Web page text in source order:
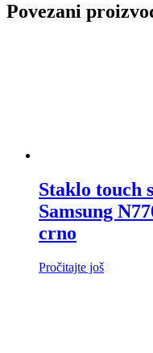
Povezani
Staklo touch
Samsung
crno
Pročitajte još